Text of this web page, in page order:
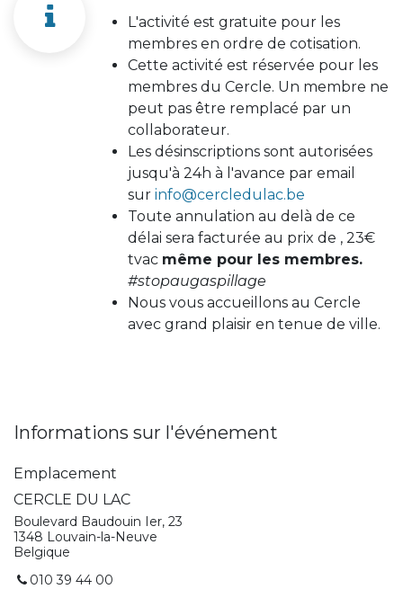
L'activité est gratuite pour les
membres en ordre de cotisation.
Cette activité est réservée pour les
membres du Cercle. Un membre ne
peut pas être remplacé par un
collaborateur.
Les désinscriptions sont autorisées
jusqu'à 24h à l'avance par email
sur info@cercledulac.be
Toute annulation au delà de ce
délai sera facturée au prix de , 23€
tvac même pour les membres.
#stopaugaspillage
Nous vous accueillons au Cercle
avec grand plaisir en tenue de ville.
Informations sur l'événement
Emplacement
CERCLE DU LAC
Boulevard Baudouin Ier, 23
1348 Louvain-la-Neuve
Belgique
010 39 44 00